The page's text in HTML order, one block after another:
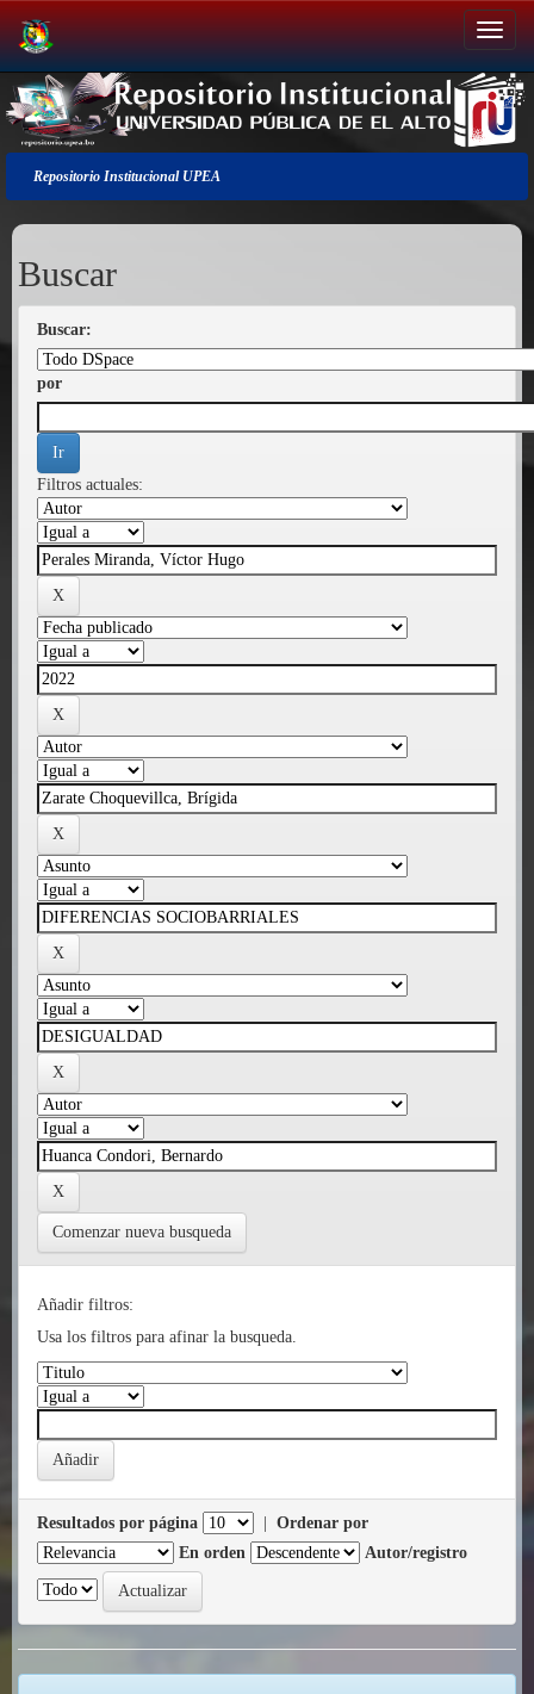
Salir
de
la
navegación
Repositorio Institucional UPEA
Buscar
Buscar:
por
Filtros actuales:
Comenzar nueva busqueda
Añadir filtros:
Usa los filtros para afinar la busqueda.
Resultados por página
Ordenar por
En orden
Autor/registro